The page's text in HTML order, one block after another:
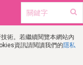
術。若繼續閱覽本網站內
資訊請閱讀我們的隱私